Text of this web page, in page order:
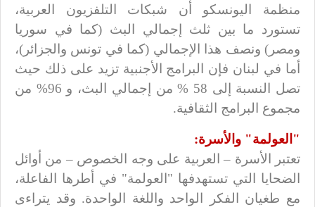
منظمة اليونسكو أن شبكات التلفزيون العربية،
تستورد ما بين ثلث إجمالي البث (كما في سوريا
ومصر) ونصف هذا الإجمالي (كما في تونس والجزائر)،
أما في لبنان فإن البرامج الأجنبية تزيد على ذلك حيث
تصل النسبة إلى 58 % من إجمالي البث، و 96% من
مجموع البرامج الثقافية.
"العولمة" والأسرة:
تعتبر الأسرة – العربية على وجه الخصوص – من أوائل
الضحايا التي تستهدفها "العولمة" في أطرها الفاعلة،
مع طغيان الفكر الواحد واللغة الواحدة. وقد يتراءى